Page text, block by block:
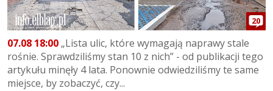
20
07.08 18:00 „Lista ulic, które wymagają naprawy stale
rośnie. Sprawdziliśmy stan 10 z nich” - od publikacji tego
artykułu minęły 4 lata. Ponownie odwiedziliśmy te same
miejsce, by zobaczyć, czy...